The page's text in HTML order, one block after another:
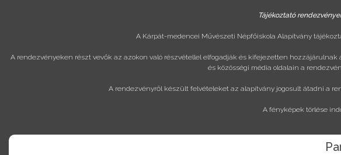
Tájékoztató
A Kárpát-medencei Művészeti Népfőiskola Alapítvány
A rendezvényeken részt vevők az azokon való részvétellel elfogadják és kifejezetten
és közösségi média oldalain a
A rendezvényről készült felvételeket az alapítvány jogosult átadni a
A fényképek törlése